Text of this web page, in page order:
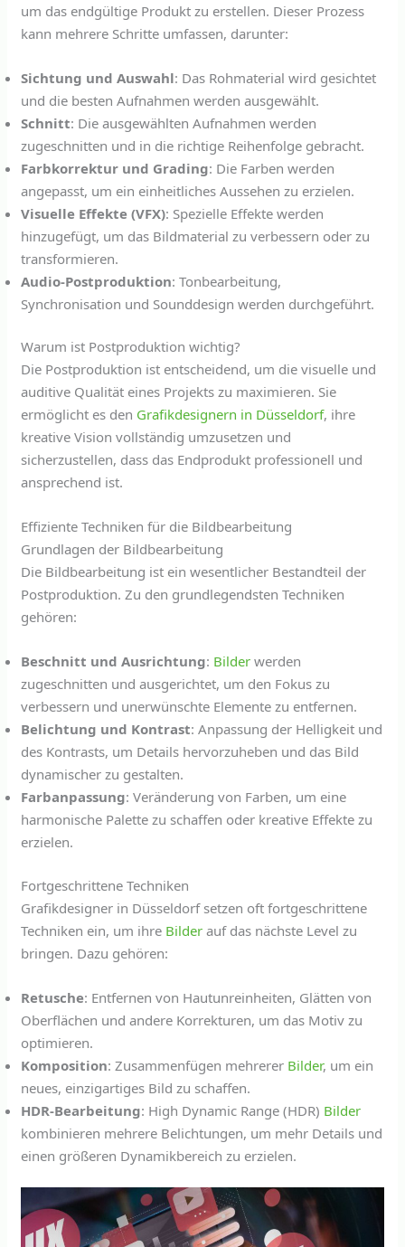
um das endgültige Produkt zu erstellen. Dieser Prozess
kann mehrere Schritte umfassen, darunter:
Sichtung und Auswahl: Das Rohmaterial wird gesichtet
und die besten Aufnahmen werden ausgewählt.
Schnitt: Die ausgewählten Aufnahmen werden
zugeschnitten und in die richtige Reihenfolge gebracht.
Farbkorrektur und Grading: Die Farben werden
angepasst, um ein einheitliches Aussehen zu erzielen.
Visuelle Effekte (VFX): Spezielle Effekte werden
hinzugefügt, um das Bildmaterial zu verbessern oder zu
transformieren.
Audio-Postproduktion: Tonbearbeitung,
Synchronisation und Sounddesign werden durchgeführt.
Warum ist Postproduktion wichtig?
Die Postproduktion ist entscheidend, um die visuelle und
auditive Qualität eines Projekts zu maximieren. Sie
ermöglicht es den Grafikdesignern in Düsseldorf, ihre
kreative Vision vollständig umzusetzen und
sicherzustellen, dass das Endprodukt professionell und
ansprechend ist.
Effiziente Techniken für die Bildbearbeitung
Grundlagen der Bildbearbeitung
Die Bildbearbeitung ist ein wesentlicher Bestandteil der
Postproduktion. Zu den grundlegendsten Techniken
gehören:
Beschnitt und Ausrichtung: Bilder werden
zugeschnitten und ausgerichtet, um den Fokus zu
verbessern und unerwünschte Elemente zu entfernen.
Belichtung und Kontrast: Anpassung der Helligkeit und
des Kontrasts, um Details hervorzuheben und das Bild
dynamischer zu gestalten.
Farbanpassung: Veränderung von Farben, um eine
harmonische Palette zu schaffen oder kreative Effekte zu
erzielen.
Fortgeschrittene Techniken
Grafikdesigner in Düsseldorf setzen oft fortgeschrittene
Techniken ein, um ihre Bilder auf das nächste Level zu
bringen. Dazu gehören:
Retusche: Entfernen von Hautunreinheiten, Glätten von
Oberflächen und andere Korrekturen, um das Motiv zu
optimieren.
Komposition: Zusammenfügen mehrerer Bilder, um ein
neues, einzigartiges Bild zu schaffen.
HDR-Bearbeitung: High Dynamic Range (HDR) Bilder
kombinieren mehrere Belichtungen, um mehr Details und
einen größeren Dynamikbereich zu erzielen.